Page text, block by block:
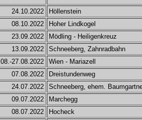
24.10.2022
Höllenstein
08.10.2022
Hoher Lindkogel
23.09.2022
Mödling - Heiligenkreuz
13.09.2022
Schneeberg, Zahnradbahn
27.08.2022
Wien - Mariazell
07.08.2022
Dreistundenweg
24.07.2022
Schneeberg, ehem.
09.07.2022
Marchegg
08.07.2022
Hocheck